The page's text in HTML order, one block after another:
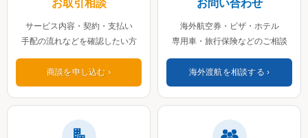
お取引相談
サービス内容・契約・支払い
手配の流れなどを確認したい方
商談を申し込む
お問い合わせ
海外航空券・ビザ・ホテル
専用車・旅行保険などのご相談
海外渡航を相談する